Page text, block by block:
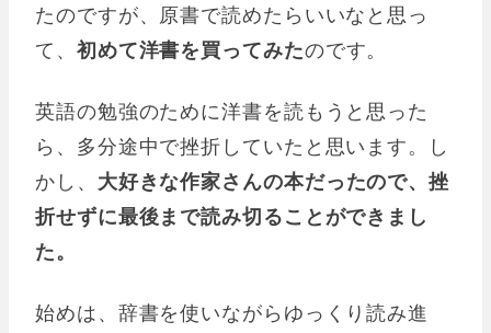
たのですが、原書で読めたらいいなと思っ
て、 初めて洋書を買ってみたのです。
英語の勉強のために洋書を読もうと思った
ら、多分途中で挫折していたと思います。し
かし、 大好きな作家さんの本だったので、挫
折せずに最後まで読み切ることができまし
た。
始めは、辞書を使いながらゆっくり読み進